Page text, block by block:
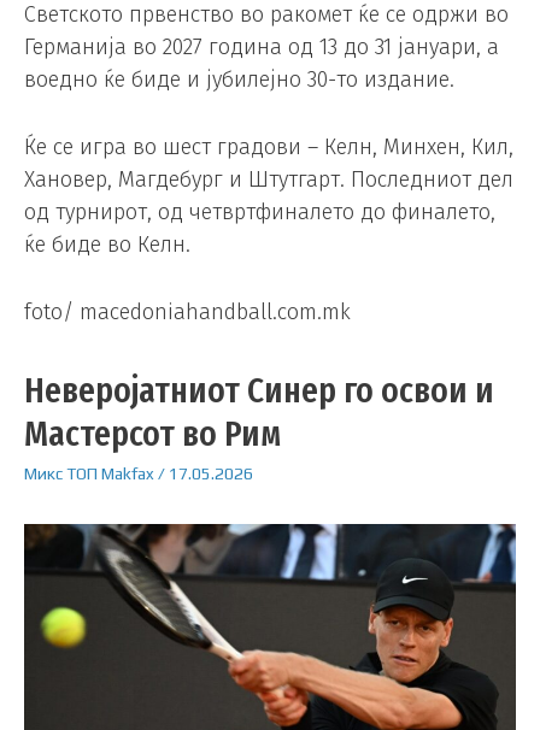
Светското првенство во ракомет ќе се одржи во
Германија во 2027 година од 13 до 31 јануари, а
воедно ќе биде и јубилејно 30-то издание.
Ќе се игра во шест градови – Келн, Минхен, Кил,
Хановер, Магдебург и Штутгарт. Последниот дел
од турнирот, од четвртфиналето до финалето,
ќе биде во Келн.
foto/ macedoniahandball.com.mk
Неверојатниот Синер го освои и
Мастерсот во Рим
МиксТОП Makfax / 17.05.2026